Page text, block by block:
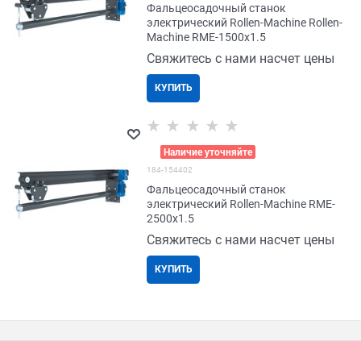
Фальцеосадочный станок
электрический Rollen-Machine Rollen-
Machine RME-1500x1.5
Свяжитесь с нами насчет цены
КУПИТЬ
Наличие уточняйте
184-154402
Фальцеосадочный станок
электрический Rollen-Machine RME-
2500x1.5
Свяжитесь с нами насчет цены
КУПИТЬ